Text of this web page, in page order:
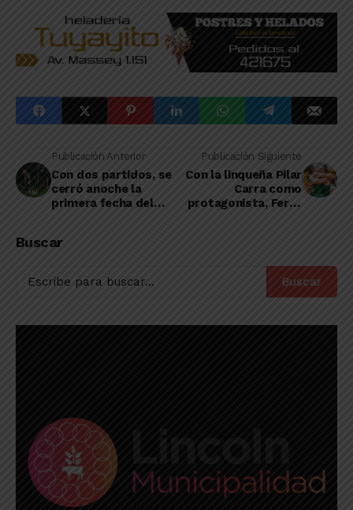
Publicación Anterior
Con dos partidos, se
cerró anoche la
primera fecha del
Publicación Siguiente
Con la linqueña Pilar
Carra como
protagonista, Ferro
Buscar
Buscar